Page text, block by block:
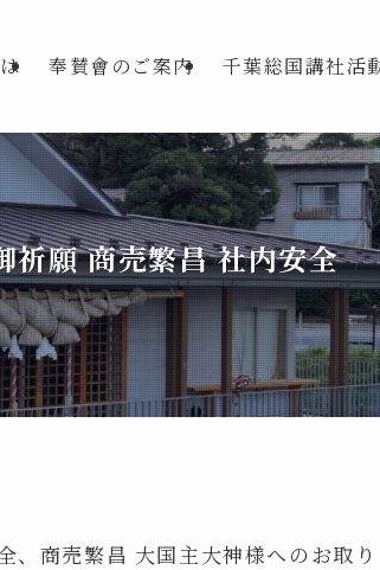
奉賛會のご案内 千葉総国講社活
祈願 商売繁昌 社内安全
、商売繁昌 大国主大神様へのお取り